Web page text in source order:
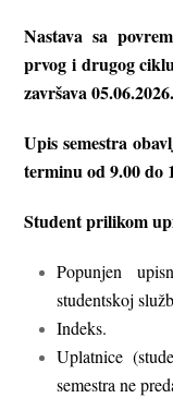
Nastava sa
prvog i drugog
završava
Upis semestra
terminu od 9.00 do
Student prilikom
Popunjen
studentskoj
Indeks.
Uplatnice
semestra ne